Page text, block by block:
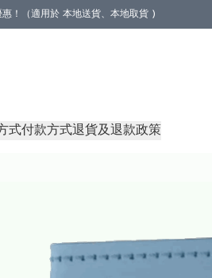
！（適用於 本地送貨、本地取貨 )
式付款方式退貨及退款政策